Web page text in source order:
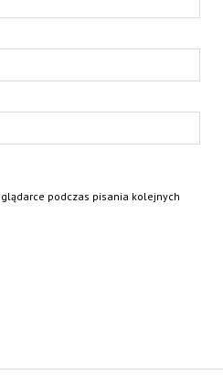
podczas pisania kolejnych